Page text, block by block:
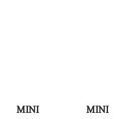
MINI
MINI